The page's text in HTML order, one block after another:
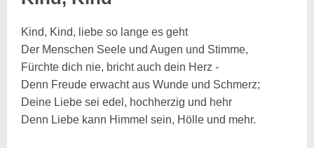
Kind, Kind, liebe so lange es geht
Der Menschen Seele und Augen und Stimme,
Fürchte dich nie, bricht auch dein Herz -
Denn Freude erwacht aus Wunde und Schmerz;
Deine Liebe sei edel, hochherzig und hehr
Denn Liebe kann Himmel sein, Hölle und mehr.